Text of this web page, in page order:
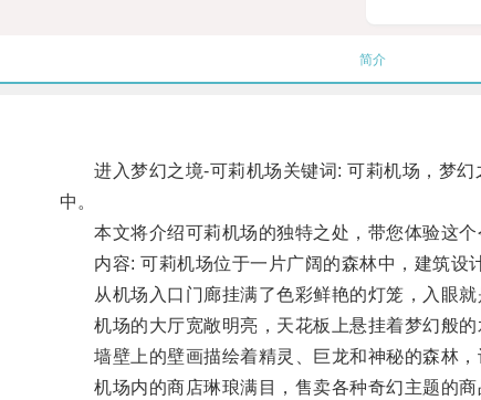
简介
进入梦幻之境-可莉机场关键词: 可莉机场，梦幻
中。
本文将介绍可莉机场的独特之处，带您体验这个
内容: 可莉机场位于一片广阔的森林中，建筑设
从机场入口门廊挂满了色彩鲜艳的灯笼，入眼就
机场的大厅宽敞明亮，天花板上悬挂着梦幻般的
墙壁上的壁画描绘着精灵、巨龙和神秘的森林，
机场内的商店琳琅满目，售卖各种奇幻主题的商